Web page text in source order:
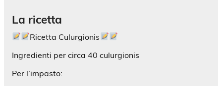
La ricetta
Ricetta Culurgionis
Ingredienti per circa 40 culurgionis
Per l’impasto: